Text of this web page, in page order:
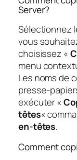
Server?
Sélectionnez
vous
choisissez «
menu
Les noms de
presse-
exécuter «
têtes«
en-têtes.
Comment